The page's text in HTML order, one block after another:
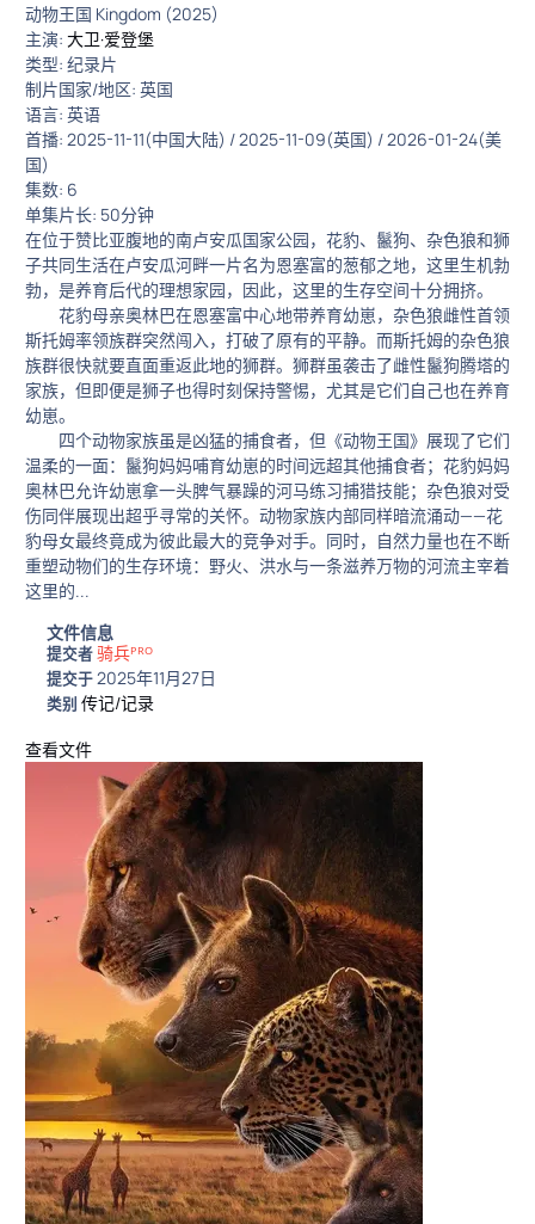
动物王国 Kingdom (2025)
主演: 大卫·爱登堡
类型: 纪录片
制片国家/地区: 英国
语言: 英语
首播: 2025-11-11(中国大陆) / 2025-11-09(英国) / 2026-01-24(美
国)
集数: 6
单集片长: 50分钟
在位于赞比亚腹地的南卢安瓜国家公园，花豹、鬣狗、杂色狼和狮
子共同生活在卢安瓜河畔一片名为恩塞富的葱郁之地，这里生机勃
勃，是养育后代的理想家园，因此，这里的生存空间十分拥挤。
花豹母亲奥林巴在恩塞富中心地带养育幼崽，杂色狼雌性首领
斯托姆率领族群突然闯入，打破了原有的平静。而斯托姆的杂色狼
族群很快就要直面重返此地的狮群。狮群虽袭击了雌性鬣狗腾塔的
家族，但即便是狮子也得时刻保持警惕，尤其是它们自己也在养育
幼崽。
四个动物家族虽是凶猛的捕食者，但《动物王国》展现了它们
温柔的一面：鬣狗妈妈哺育幼崽的时间远超其他捕食者；花豹妈妈
奥林巴允许幼崽拿一头脾气暴躁的河马练习捕猎技能；杂色狼对受
伤同伴展现出超乎寻常的关怀。动物家族内部同样暗流涌动——花
豹母女最终竟成为彼此最大的竞争对手。同时，自然力量也在不断
重塑动物们的生存环境：野火、洪水与一条滋养万物的河流主宰着
这里的...
文件信息
提交者骑兵ᴾᴿᴼ
提交于2025年11月27日
类别传记/记录
查看文件